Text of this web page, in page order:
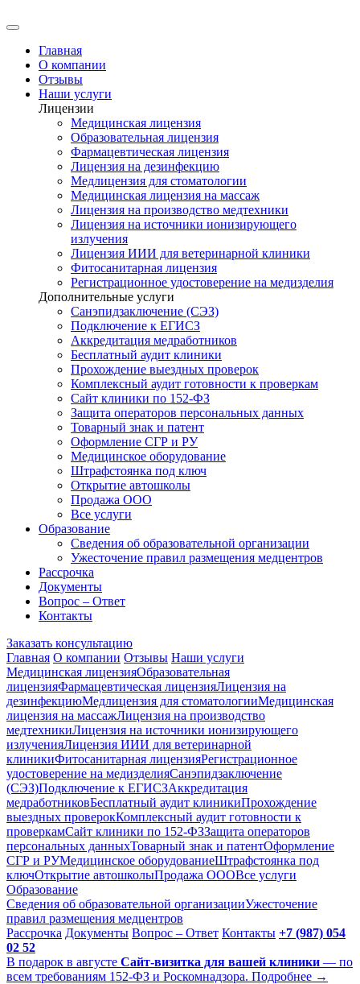
Главная
О компании
Отзывы
Наши услуги
Лицензии
Медицинская лицензия
Образовательная лицензия
Фармацевтическая лицензия
Лицензия на дезинфекцию
Медлицензия для стоматологии
Медицинская лицензия на массаж
Лицензия на производство медтехники
Лицензия на источники ионизирующего
излучения
Лицензия ИИИ для ветеринарной клиники
Фитосанитарная лицензия
Регистрационное удостоверение на медизделия
Дополнительные услуги
Санэпидзаключение (СЭЗ)
Подключение к ЕГИСЗ
Аккредитация медработников
Бесплатный аудит клиники
Прохождение выездных проверок
Комплексный аудит готовности к проверкам
Сайт клиники по 152-ФЗ
Защита операторов персональных данных
Товарный знак и патент
Оформление СГР и РУ
Медицинское оборудование
Штрафстоянка под ключ
Открытие автошколы
Продажа ООО
Все услуги
Образование
Сведения об образовательной организации
Ужесточение правил размещения медцентров
Рассрочка
Документы
Вопрос – Ответ
Контакты
Заказать консультацию
Главная О компании Отзывы Наши услуги
Медицинская лицензияОбразовательная
лицензияФармацевтическая лицензияЛицензия на
дезинфекциюМедлицензия для стоматологииМедицинская
лицензия на массажЛицензия на производство
медтехникиЛицензия на источники ионизирующего
излученияЛицензия ИИИ для ветеринарной
клиникиФитосанитарная лицензияРегистрационное
удостоверение на медизделияСанэпидзаключение
(СЭЗ)Подключение к ЕГИСЗАккредитация
медработниковБесплатный аудит клиникиПрохождение
выездных проверокКомплексный аудит готовности к
проверкамСайт клиники по 152-ФЗЗащита операторов
персональных данныхТоварный знак и патентОформление
СГР и РУМедицинское оборудованиеШтрафстоянка под
ключОткрытие автошколыПродажа ОООВсе услуги
Образование
Сведения об образовательной организацииУжесточение
правил размещения медцентров
Рассрочка Документы Вопрос – Ответ Контакты +7 (987) 054
02 52
В подарок в августе Сайт-визитка для вашей клиники — по
всем требованиям 152-ФЗ и Роскомнадзора. Подробнее →